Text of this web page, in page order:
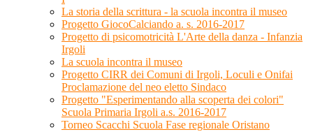
La storia della scrittura - la scuola incontra il museo
Progetto GiocoCalciando a. s. 2016-2017
Progetto di psicomotricità L'Arte della danza - Infanzia
Irgoli
La scuola incontra il museo
Progetto CIRR dei Comuni di Irgoli, Loculi e Onifai
Proclamazione del neo eletto Sindaco
Progetto "Esperimentando alla scoperta dei colori"
Scuola Primaria Irgoli a.s. 2016-2017
Torneo Scacchi Scuola Fase regionale Oristano